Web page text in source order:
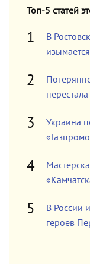
Топ-5 статей
В
Украина
В России
героев